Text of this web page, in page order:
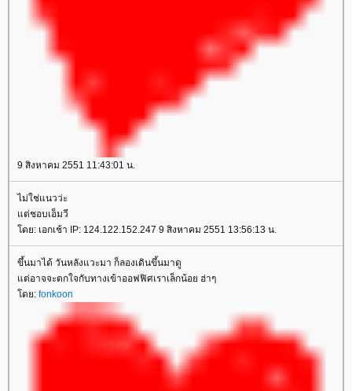
9 สิงหาคม 2551 11:43:01 น.
ไม่ใช่แนวว่ะ
ต่ชอบเอ็มวี
ดย: เอกเช้า IP: 124.122.152.247 9 สิงหาคม 2551 13:56:13 น.
ขึ้นมาได้ วันหลังแวะมา ก็ลองเดินขึ้นมาดู
ต่อาจจะตกใจกับทางเข้าออฟฟิศเราเล็กน้อย ฮ่าๆ
ดย: fonkoon